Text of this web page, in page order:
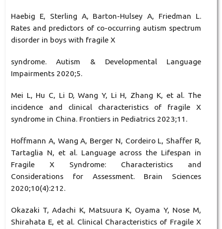
Haebig E, Sterling A, Barton-Hulsey A, Friedman L.
Rates and predictors of co-occurring autism spectrum
disorder in boys with fragile X
syndrome. Autism & Developmental Language
Impairments 2020;5.
Mei L, Hu C, Li D, Wang Y, Li H, Zhang K, et al. The
incidence and clinical characteristics of fragile X
syndrome in China. Frontiers in Pediatrics 2023;11.
Hoffmann A, Wang A, Berger N, Cordeiro L, Shaffer R,
Tartaglia N, et al. Language across the Lifespan in
Fragile X Syndrome: Characteristics and
Considerations for Assessment. Brain Sciences
2020;10(4):212.
Okazaki T, Adachi K, Matsuura K, Oyama Y, Nose M,
Shirahata E, et al. Clinical Characteristics of Fragile X